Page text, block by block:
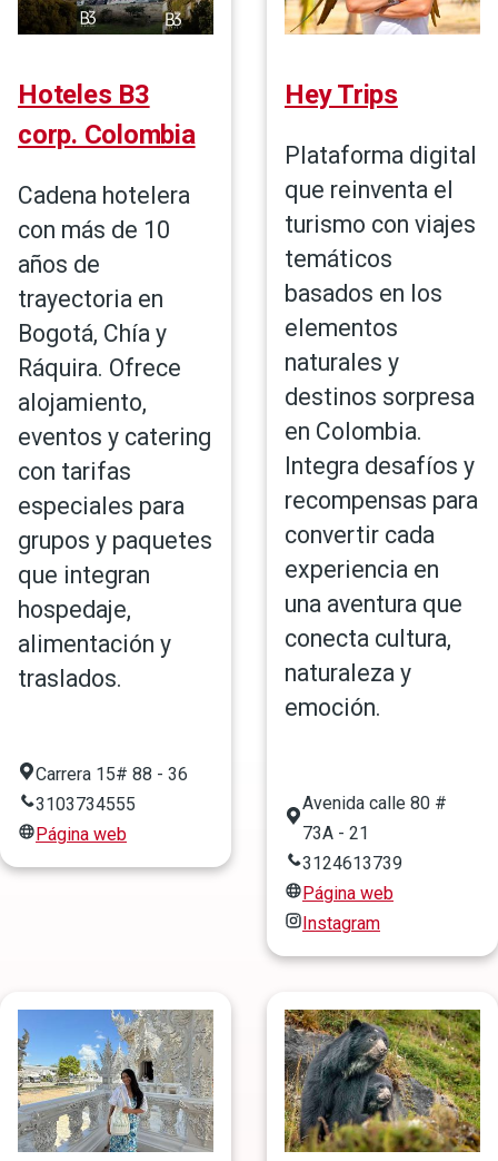
Hoteles B3
corp. Colombia
Cadena hotelera
con más de 10
años de
trayectoria en
Bogotá, Chía y
Ráquira. Ofrece
alojamiento,
eventos y catering
con tarifas
especiales para
grupos y paquetes
que integran
hospedaje,
alimentación y
traslados.
Carrera 15# 88 - 36
3103734555
Página web
Hey Trips
Plataforma digital
que reinventa el
turismo con viajes
temáticos
basados en los
elementos
naturales y
destinos sorpresa
en Colombia.
Integra desafíos y
recompensas para
convertir cada
experiencia en
una aventura que
conecta cultura,
naturaleza y
emoción.
Avenida calle 80 #
73A - 21
3124613739
Página web
Instagram